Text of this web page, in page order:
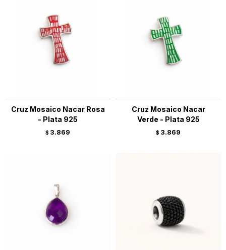
Cruz Mosaico Nacar Rosa
- Plata 925
$ 3.869
Cruz Mosaico Nacar
Verde - Plata 925
$ 3.869